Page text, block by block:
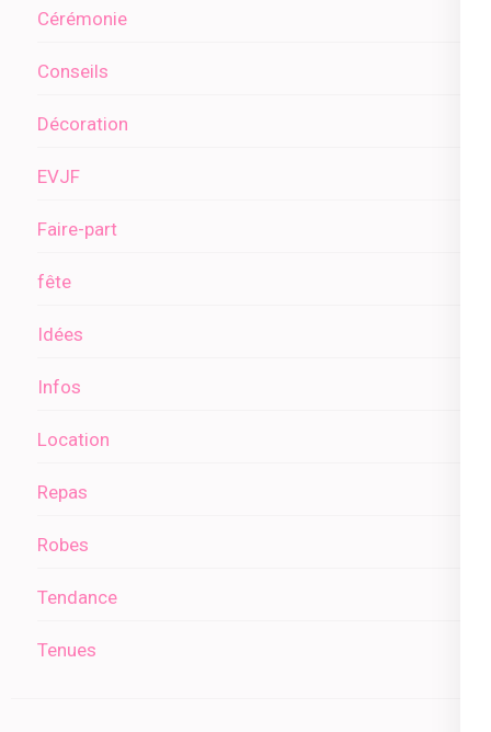
Cérémonie
Conseils
Décoration
EVJF
Faire-part
fête
Idées
Infos
Location
Repas
Robes
Tendance
Tenues